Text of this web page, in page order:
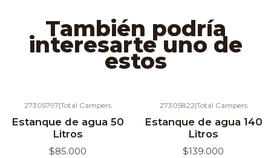
También podría
interesarte uno de
estos
27305797|Total Campers
Estanque de agua 50
Litros
$85.000
27305822|Total Campers
Estanque de agua 140
Litros
$139.000